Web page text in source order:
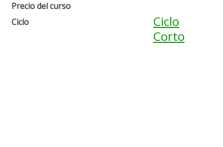
Precio del curso
Ciclo
Ciclo
Corto